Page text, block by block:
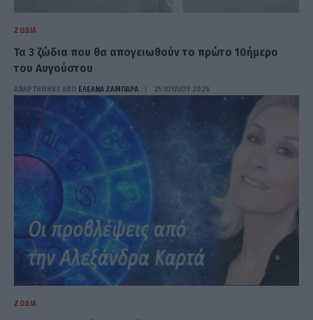
ΖΏΔΙΑ
Τα 3 ζώδια που θα απογειωθούν το πρώτο 10ήμερο
του Αυγούστου
ΑΝΑΡΤΗΘΗΚΕ ΑΠΟ ΕΛΕΑΝΑ ΖΑΜΠΑΡΑ 25 ΙΟΥΛΊΟΥ 2026
ΖΏΔΙΑ